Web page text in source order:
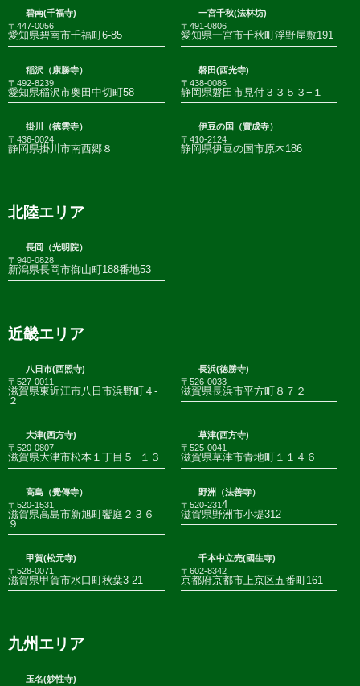
碧南(千福寺)
〒447-0056
愛知県碧南市千福町6-85
一宮千秋(法林坊)
〒491-0806
愛知県一宮市千秋町浮野屋敷191
稲沢（康勝寺）
〒492-8239
愛知県稲沢市奥田中切町58
磐田(西光寺)
〒438-0086
静岡県磐田市見付３３５３−１
掛川（徳雲寺）
〒436-0024
静岡県掛川市南西郷８
伊豆の国（實成寺）
〒410-2124
静岡県伊豆の国市原木186
北陸エリア
長岡（光明院）
〒940-0828
新潟県長岡市御山町188番地53
近畿エリア
八日市(西照寺)
〒527-0011
滋賀県東近江市八日市浜野町４-
２
長浜(徳勝寺)
〒526-0033
滋賀県長浜市平方町８７２
大津(西方寺)
〒520-0807
滋賀県大津市松本１丁目５−１３
草津(西方寺)
〒525-0041
滋賀県草津市青地町１１４６
高島（覺傳寺）
〒520-1531
滋賀県高島市新旭町饗庭２３６
９
野洲（法善寺）
〒520-2314
滋賀県野洲市小堤312
甲賀(松元寺)
〒528-0071
滋賀県甲賀市水口町秋葉3-21
千本中立売(國生寺)
〒602-8342
京都府京都市上京区五番町161
九州エリア
玉名(妙性寺)